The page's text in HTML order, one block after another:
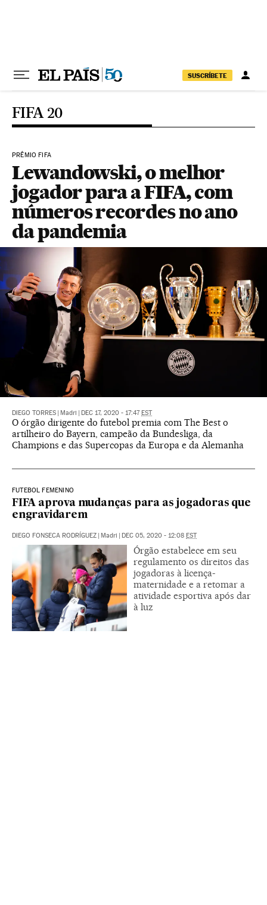
SUSCRÍBETE
FIFA 20
PRÊMIO FIFA
Lewandowski, o melhor
jogador para a FIFA, com
números recordes no ano
da pandemia
DIEGO TORRES Madri DEC 17, 2020 - 17:47 EST
O órgão dirigente do futebol premia com The Best o
artilheiro do Bayern, campeão da Bundesliga, da
Champions e das Supercopas da Europa e da Alemanha
FUTEBOL FEMENINO
FIFA aprova mudanças para as jogadoras que
engravidarem
DIEGO FONSECA RODRÍGUEZ Madri DEC 05, 2020 - 12:08 EST
Órgão estabelece em seu
regulamento os direitos das
jogadoras à licença-
maternidade e a retomar a
atividade esportiva após dar
à luz